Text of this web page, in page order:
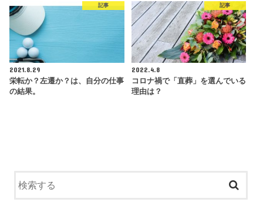
記事
2021.8.29
栄転か？左遷か？は、自分の仕事
の結果。
記事
2022.4.8
コロナ禍で「直葬」を選んでいる
理由は？